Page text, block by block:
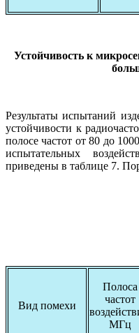
Устойчивость к
Результаты испытаний
устойчивости к
полосе частот от 80 до
испытательных
приведены в таблице 7.
Вид помехи
Полоса
частот
МГц